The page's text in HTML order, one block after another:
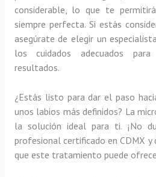
considerable, lo que te
siempre perfecta. Si estás
asegúrate de elegir un
los cuidados adecuados
resultados.
¿Estás listo para dar el paso
unos labios más definidos? La
la solución ideal para ti. ¡No
profesional certificado en CDMX
que este tratamiento puede